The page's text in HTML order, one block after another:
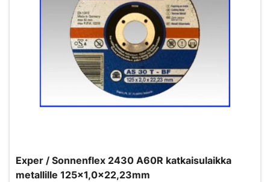
Exper / Sonnenflex 2430 A60R katkaisulaikka
metallille 125x1,0x22,23mm